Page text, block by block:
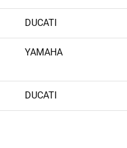
DUCATI
YAMAHA
DUCATI